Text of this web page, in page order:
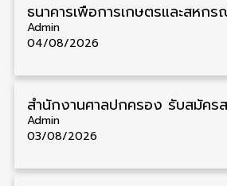
Admin
04/08/2026
Admin
03/08/2026